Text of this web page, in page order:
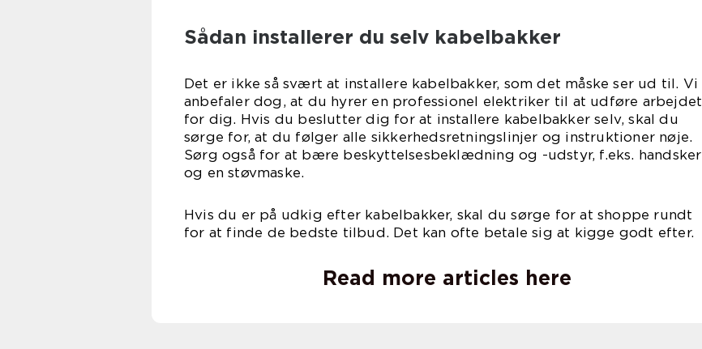
Sådan installerer du selv kabelbakker
Det er ikke så svært at installere kabelbakker, som det måske ser ud til. Vi
anbefaler dog, at du hyrer en professionel elektriker til at udføre arbejdet
for dig. Hvis du beslutter dig for at installere kabelbakker selv, skal du
sørge for, at du følger alle sikkerhedsretningslinjer og instruktioner nøje.
Sørg også for at bære beskyttelsesbeklædning og -udstyr, f.eks. handsker
og en støvmaske.
Hvis du er på udkig efter kabelbakker, skal du sørge for at shoppe rundt
for at finde de bedste tilbud. Det kan ofte betale sig at kigge godt efter.
Read more articles here